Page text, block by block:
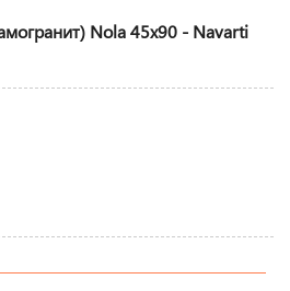
Nola 45x90 - Navarti